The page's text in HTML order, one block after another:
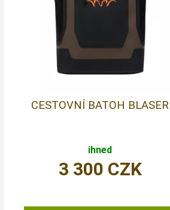
CESTOVNÍ BATOH BLASER
ihned
3 300 CZK